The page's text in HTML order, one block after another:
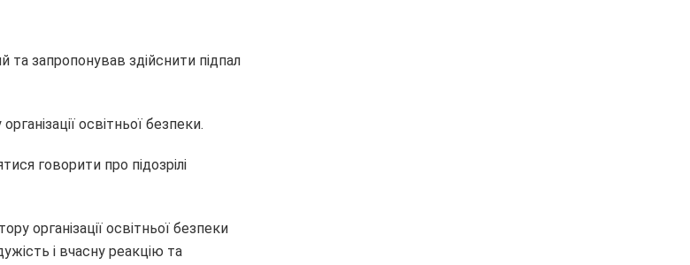
запропонував здійснити підпал
освітньої безпеки.
говорити про підозрілі
організації освітньої безпеки
і вчасну реакцію та